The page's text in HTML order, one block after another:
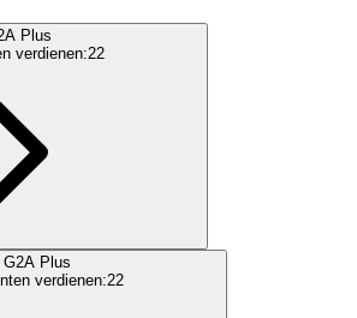
Plus
verdienen:22
G2A Plus
verdienen:22